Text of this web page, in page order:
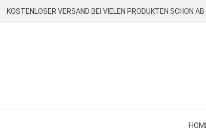
KOSTENLOSER VERSAND BEI VIELEN PRODUKTEN SCHON